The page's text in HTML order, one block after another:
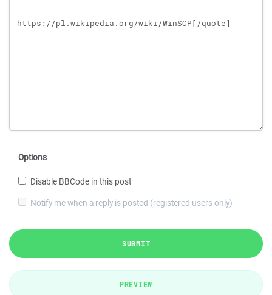
Options
Disable BBCode in this post
Notify me when a reply is posted (registered users only)
SUBMIT
PREVIEW